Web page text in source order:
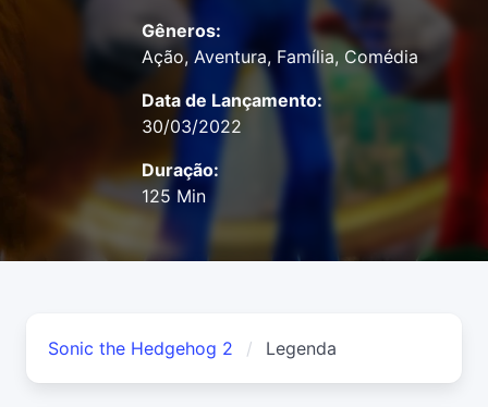
Gêneros:
Ação, Aventura, Família, Comédia
Data de Lançamento:
30/03/2022
Duração:
125 Min
Sonic the Hedgehog 2 Legenda